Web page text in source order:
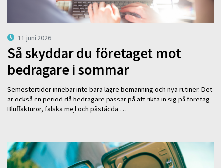
11 juni 2026
Så skyddar du företaget mot
bedragare i sommar
Semestertider innebär inte bara lägre bemanning och nya rutiner. Det
är också en period då bedragare passar på att rikta in sig på företag.
Bluffakturor, falska mejl och påstådda …